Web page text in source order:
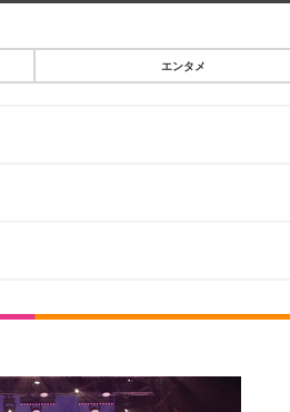
グルメ
エンタメ